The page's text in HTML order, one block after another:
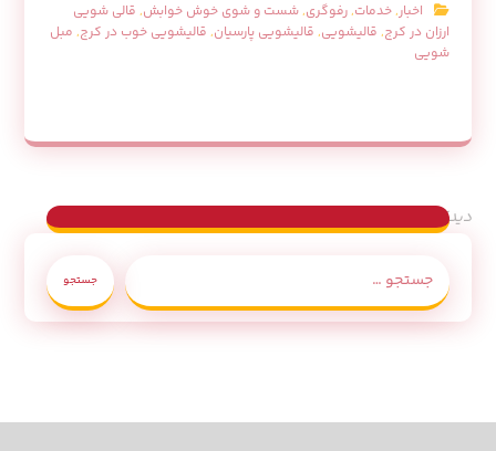
اخبار,خدمات,رفوگری,شست و شوی خوش خوابش, قالی شویی
ارزان در کرج, قالیشویی, قالیشویی پارسیان, قالیشویی خوب در کرج, مبل
شویی
دیدکاه ها غیر فعال هستند.
جستجو